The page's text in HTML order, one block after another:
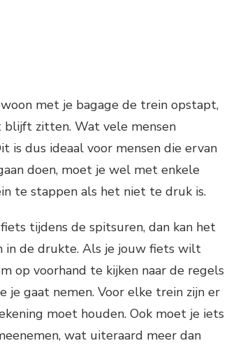
met je bagage de trein opstapt,
blijft zitten. Wat vele mensen
is dus ideaal voor mensen die ervan
doen, moet je wel met enkele
te stappen als het niet te druk is.
tijdens de spitsuren, dan kan het
in de drukte. Als je jouw fiets wilt
op voorhand te kijken naar de regels
gaat nemen. Voor elke trein zijn er
moet houden. Ook moet je iets
wat uiteraard meer dan